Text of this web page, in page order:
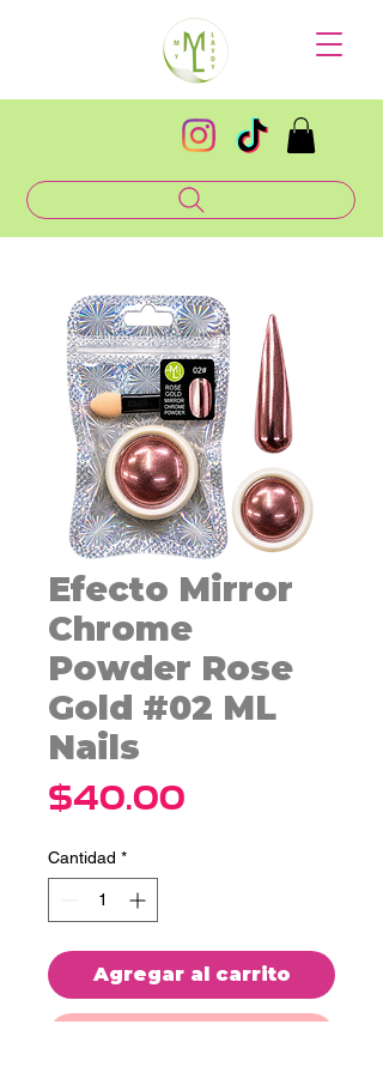
Efecto Mirror
Chrome
Powder Rose
Gold #02 ML
Nails
$40.00
Cantidad *
Agregar al carrito